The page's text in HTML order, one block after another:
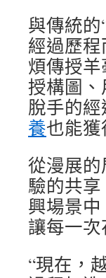
與傳統
經過歷
煩傳授
授構圖
脫手的
養也能獲
從漫展
驗的共
興場景
讓每一
“現在，